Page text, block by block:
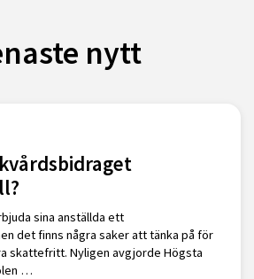
nytt
sina anställda ett
det finns några saker att tänka på för
skattefritt. Nyligen avgjorde Högsta
…